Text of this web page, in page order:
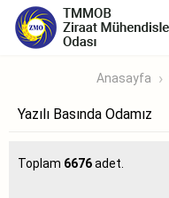
Anasayfa
Yazılı Basında Odamız
Toplam 6676adet.